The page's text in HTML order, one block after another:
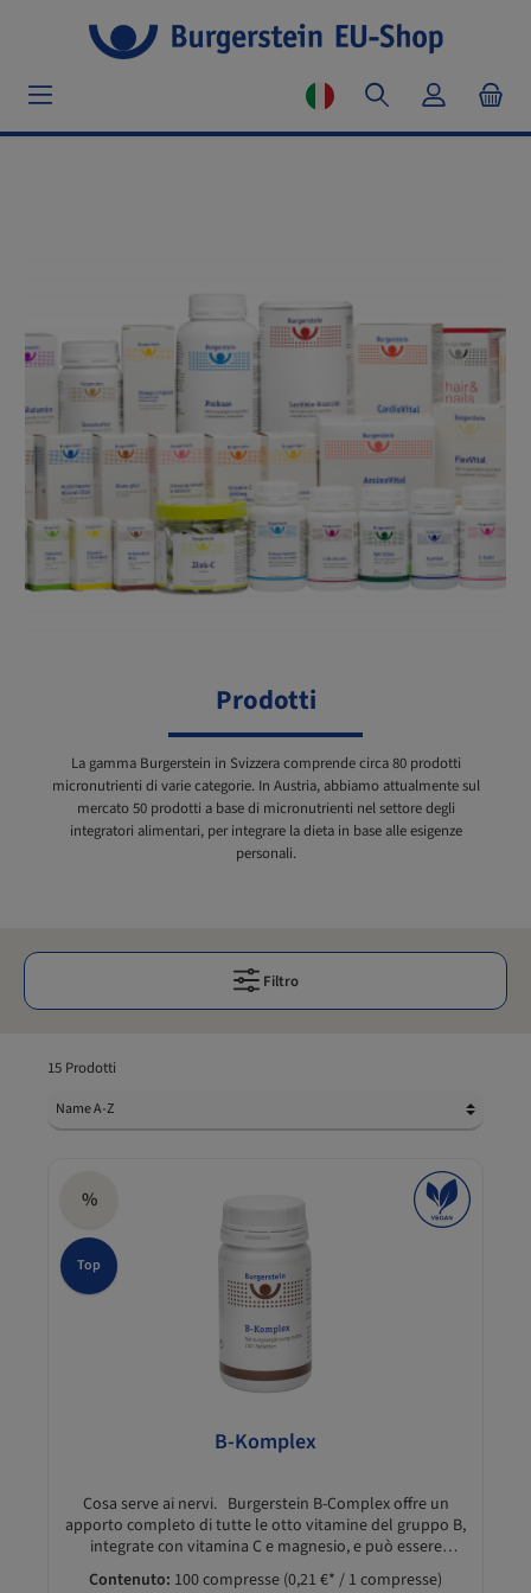
Prodotti
La gamma Burgerstein in Svizzera comprende circa 80 prodotti
micronutrienti di varie categorie. In Austria, abbiamo attualmente sul
mercato 50 prodotti a base di micronutrienti nel settore degli
integratori alimentari, per integrare la dieta in base alle esigenze
personali.
Filtro
15 Prodotti
%
Top
B-Komplex
Cosa serve ai nervi. Burgerstein B-Complex offre un
apporto completo di tutte le otto vitamine del gruppo B,
integrate con vitamina C e magnesio, e può essere
assunto in modo continuativo e permanente,
Contenuto: 100 compresse (0,21 €* / 1 compresse)